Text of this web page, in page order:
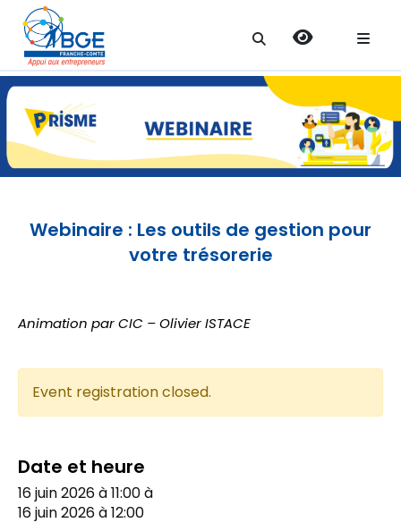
Search
Webinaire : Les outils de gestion pour
votre trésorerie
Animation par CIC – Olivier ISTACE
Event registration closed.
Date et heure
16 juin 2026 à 11:00à
16 juin 2026 à 12:00